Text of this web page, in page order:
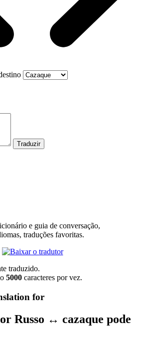
e guia de conversação,
traduções favoritas.
traduzido.
5000 caracteres por vez.
for
Russo ↔ cazaque pode